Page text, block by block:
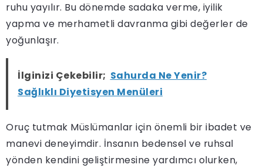
ruhu yayılır. Bu dönemde sadaka verme, iyilik
yapma ve merhametli davranma gibi değerler de
yoğunlaşır.
İlginizi Çekebilir; Sahurda Ne Yenir?
Sağlıklı Diyetisyen Menüleri
Oruç tutmak Müslümanlar için önemli bir ibadet ve
manevi deneyimdir. İnsanın bedensel ve ruhsal
yönden kendini geliştirmesine yardımcı olurken,